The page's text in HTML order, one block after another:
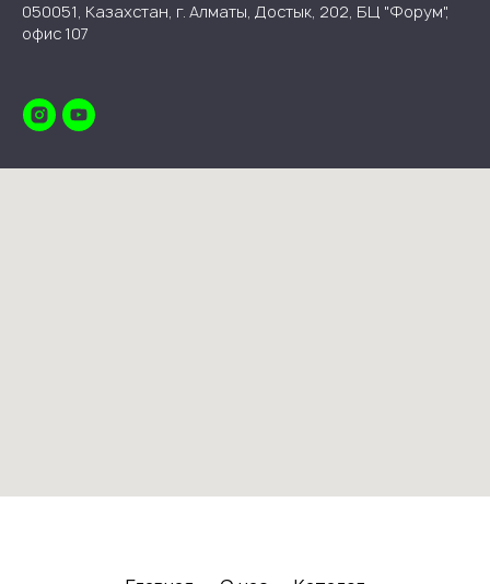
050051, Казахстан, г. Алматы, Достык, 202, БЦ "Форум",
офис 107